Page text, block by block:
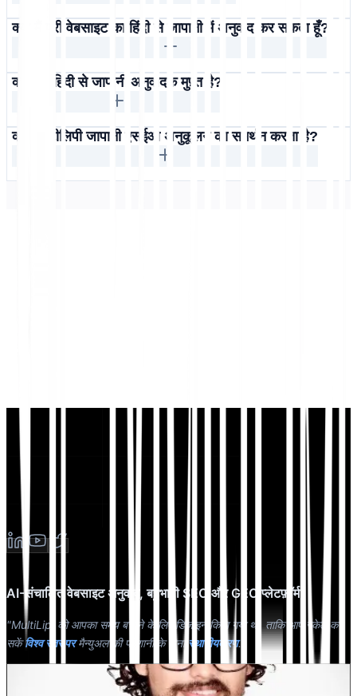
क्या मैं पूरी वेबसाइट का हिंदी से जापानी में अनुवाद कर सकता हूँ?
क्या यह हिंदी से जापानी अनुवादक मुफ़्त है?
क्या मल्टीलिपी जापानी एसईओ अनुकूलन का समर्थन करता है?
AI-संचालित वेबसाइट अनुवाद, बहुभाषी SEO और GEO प्लेटफ़ॉर्म
"MultiLipi को आपका समय बचाने के लिए डिज़ाइन किया गया था, ताकि आप स्केल कर
सकेंविश्व स्तर परमैन्युअल की परेशानी के बिना स्थानीयकरण."